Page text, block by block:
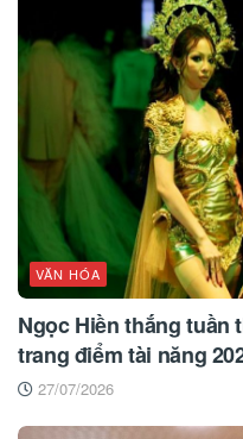
VĂN HÓA
Ngọc Hiền thắng tuần
trang điểm tài năng
27/07/2026